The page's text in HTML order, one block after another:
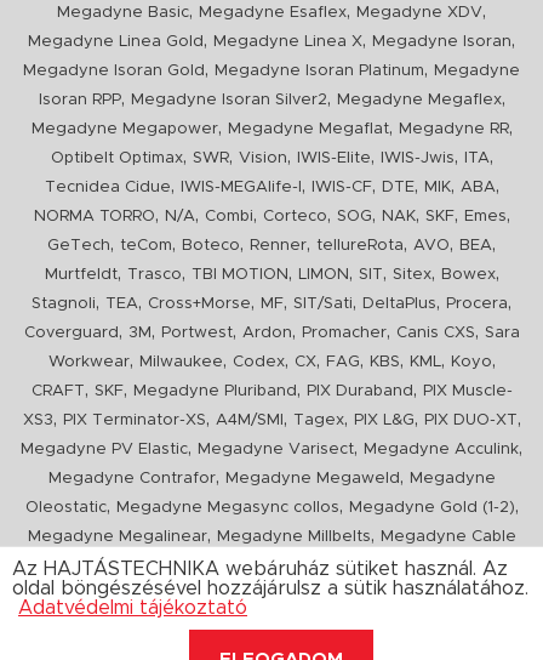
Megadyne Basic, Megadyne Esaflex, Megadyne XDV,
Megadyne Linea Gold , Megadyne Linea X, Megadyne Isoran,
Megadyne Isoran Gold , Megadyne Isoran Platinum,
Megadyne
Isoran RPP, Megadyne Isoran Silver2, Megadyne Megaflex,
Megadyne Megapower, Megadyne Megaflat, Megadyne RR,
Optibelt Optimax, SWR, Vision, IWIS-Elite, IWIS-Jwis, ITA,
Tecnidea Cidue, IWIS-MEGAlife-I , IWIS-CF, DTE, MIK, ABA,
NORMA TORRO, N/A, Combi, Corteco, SOG, NAK, SKF, Emes,
GeTech, teCom, Boteco, Renner, tellureRota, AVO, BEA,
Murtfeldt, Trasco, TBI MOTION , LIMON , SIT, Sitex, Bowex,
Stagnoli, TEA, Cross+Morse, MF, SIT/Sati, DeltaPlus, Procera,
Coverguard , 3M , Portwest, Ardon, Promacher, Canis CXS, Sara
Workwear, Milwaukee, Codex, CX, FAG, KBS, KML, Koyo,
CRAFT, SKF, Megadyne Pluriband , PIX Duraband ,
PIX Muscle-
XS3, PIX Terminator-XS, A4M/SMI , Tagex, PIX L&G, PIX DUO-XT,
Megadyne PV Elastic, Megadyne Varisect, Megadyne Acculink,
Megadyne Contrafor, Megadyne Megaweld ,
Megadyne
Oleostatic, Megadyne Megasync collos, Megadyne Gold (1-2),
Megadyne Megalinear, Megadyne Millbelts,
Megadyne Cable
Pull, PIX X'Ceed,Megadyne Pull Down, Optibelt VB,Mitsuboshi
ConCar,Megadyne Megarib ,PIX HARVESTER,Urgent
Az HAJTÁSTECHNIKA webáruház sütiket használ. Az
oldal böngészésével hozzájárulsz a sütik használatához.
Adatvédelmi tájékoztató